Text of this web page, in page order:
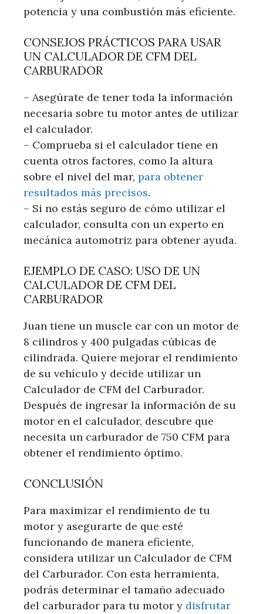
potencia y una combustión más eficiente.
CONSEJOS PRÁCTICOS PARA USAR
UN CALCULADOR DE CFM DEL
CARBURADOR
– Asegúrate de tener toda la información
necesaria sobre tu motor antes de utilizar
el calculador.
– Comprueba si el calculador tiene en
cuenta otros factores, como la altura
sobre el nivel del mar, para obtener
resultados más precisos.
– Si no estás seguro de cómo utilizar el
calculador, consulta con un experto en
mecánica automotriz para obtener ayuda.
EJEMPLO DE CASO: USO DE UN
CALCULADOR DE CFM DEL
CARBURADOR
Juan tiene un muscle car con un motor de
8 cilindros y 400 pulgadas cúbicas de
cilindrada. Quiere mejorar el rendimiento
de su vehículo y decide utilizar un
Calculador de CFM del Carburador.
Después de ingresar la información de su
motor en el calculador, descubre que
necesita un carburador de 750 CFM para
obtener el rendimiento óptimo.
CONCLUSIÓN
Para maximizar el rendimiento de tu
motor y asegurarte de que esté
funcionando de manera eficiente,
considera utilizar un Calculador de CFM
del Carburador. Con esta herramienta,
podrás determinar el tamaño adecuado
del carburador para tu motor y disfrutar